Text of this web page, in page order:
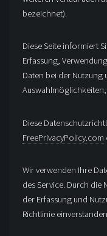
bezeichnet).
Diese Seite informiert
Erfassung,
Daten bei der Nutzung
Diese
FreePrivacyPolicy.com
Wir verwenden Ihre
des Service. Durch die
der Erfassung und
Richtlinie